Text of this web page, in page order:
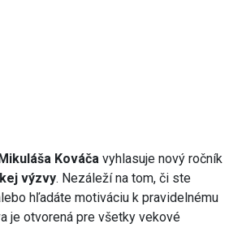
Kováča vyhlasuje nový ročník
výzvy. Nezáleží na tom, či ste
hľadáte motiváciu k pravidelnému
je otvorená pre všetky vekové